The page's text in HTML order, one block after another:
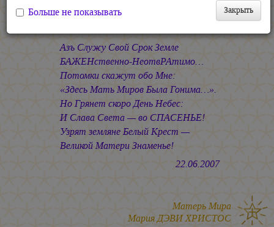
Знамение
Азъ Служу Свой Срок Земле
БАЖЕНственно-НеотвРАтимо…
Потомки скажут обо Мне:
«Здесь Мать Миров Была Гонима…».
Но Грянет скоро День Небес:
И Слава Света — во СПАСЕНЬЕ!
Узрят земляне Белый Крест —
Великой Матери Знаменье!
22.06.2007
Матерь Мира
Мария ДЭВИ ХРИСТОС
Закрыть
Больше не показывать